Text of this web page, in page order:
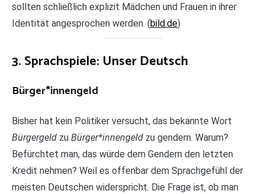
sollten schließlich explizit Mädchen und Frauen in ihrer
Identität angesprochen werden. (bild.de)
3. Sprachspiele: Unser Deutsch
Bürger*innengeld
Bisher hat kein Politiker versucht, das bekannte Wort
Bürgergeld zu Bürger*innengeld zu gendern. Warum?
Befürchtet man, das würde dem Gendern den letzten
Kredit nehmen? Weil es offenbar dem Sprachgefühl der
meisten Deutschen widerspricht. Die Frage ist, ob man